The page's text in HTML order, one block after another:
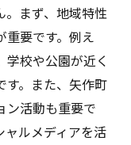
。まず、地域特性
重要です。例え
校や公園が近く
す。また、矢作町
ン活動も重要で
ャルメディアを活